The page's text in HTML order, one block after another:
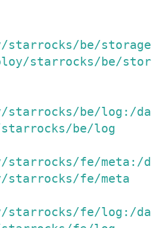
starrocks/be/storage
starrocks/be/stor
starrocks/be/log:/da
be/log
starrocks/fe/meta:/d
starrocks/fe/meta
starrocks/fe/log:/da